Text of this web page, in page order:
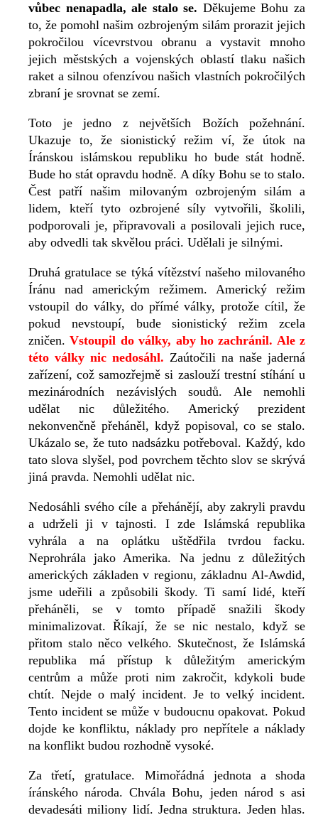
vůbec nenapadla, ale stalo se. Děkujeme Bohu za
to, že pomohl našim ozbrojeným silám prorazit jejich
pokročilou vícevrstvou obranu a vystavit mnoho
jejich městských a vojenských oblastí tlaku našich
raket a silnou ofenzívou našich vlastních pokročilých
zbraní je srovnat se zemí.
Toto je jedno z největších Božích požehnání.
Ukazuje to, že sionistický režim ví, že útok na
Íránskou islámskou republiku ho bude stát hodně.
Bude ho stát opravdu hodně. A díky Bohu se to stalo.
Čest patří našim milovaným ozbrojeným silám a
lidem, kteří tyto ozbrojené síly vytvořili, školili,
podporovali je, připravovali a posilovali jejich ruce,
aby odvedli tak skvělou práci. Udělali je silnými.
Druhá gratulace se týká vítězství našeho milovaného
Íránu nad americkým režimem. Americký režim
vstoupil do války, do přímé války, protože cítil, že
pokud nevstoupí, bude sionistický režim zcela
zničen.Vstoupil do války, aby ho zachránil. Ale z
této války nic nedosáhl. Zaútočili na naše jaderná
zařízení, což samozřejmě si zaslouží trestní stíhání u
mezinárodních nezávislých soudů. Ale nemohli
udělat nic důležitého. Americký prezident
nekonvenčně přeháněl, když popisoval, co se stalo.
Ukázalo se, že tuto nadsázku potřeboval. Každý, kdo
tato slova slyšel, pod povrchem těchto slov se skrývá
jiná pravda. Nemohli udělat nic.
Nedosáhli svého cíle a přehánějí, aby zakryli pravdu
a udrželi ji v tajnosti. I zde Islámská republika
vyhrála a na oplátku uštědřila tvrdou facku.
Neprohrála jako Amerika. Na jednu z důležitých
amerických základen v regionu, základnu Al-Awdid,
jsme udeřili a způsobili škody. Ti samí lidé, kteří
přeháněli, se v tomto případě snažili škody
minimalizovat. Říkají, že se nic nestalo, když se
přitom stalo něco velkého. Skutečnost, že Islámská
republika má přístup k důležitým americkým
centrům a může proti nim zakročit, kdykoli bude
chtít. Nejde o malý incident. Je to velký incident.
Tento incident se může v budoucnu opakovat. Pokud
dojde ke konfliktu, náklady pro nepřítele a náklady
na konflikt budou rozhodně vysoké.
Za třetí, gratulace. Mimořádná jednota a shoda
íránského národa. Chvála Bohu, jeden národ s asi
devadesáti miliony lidí. Jedna struktura. Jeden hlas.